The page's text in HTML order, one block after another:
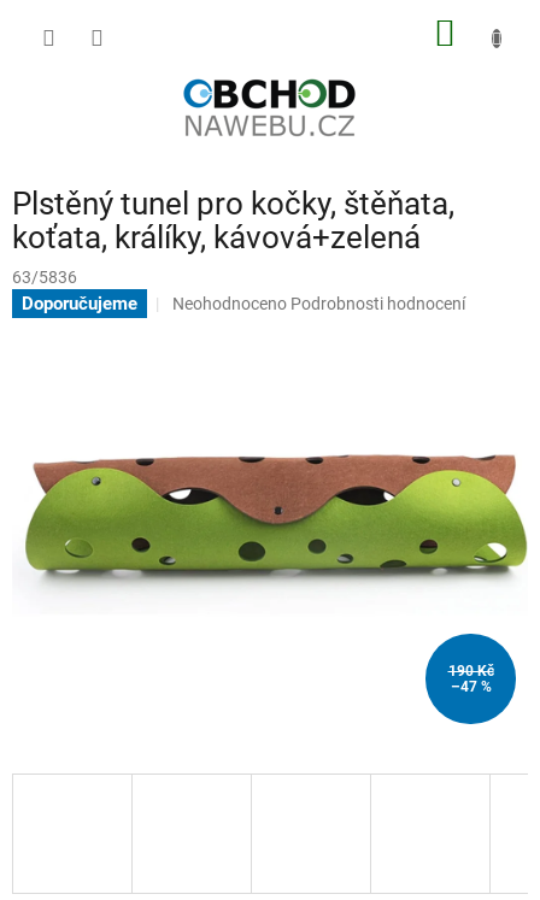
Plstěný tunel pro kočky, štěňata,
koťata, králíky, kávová+zelená
63/5836
Doporučujeme
Průměrné
hvězdiček.
Neohodnoceno Podrobnosti hodnocení
190 Kč
–47 %